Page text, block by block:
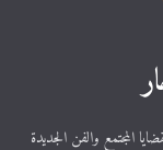
المجتمع والفن الجديدة